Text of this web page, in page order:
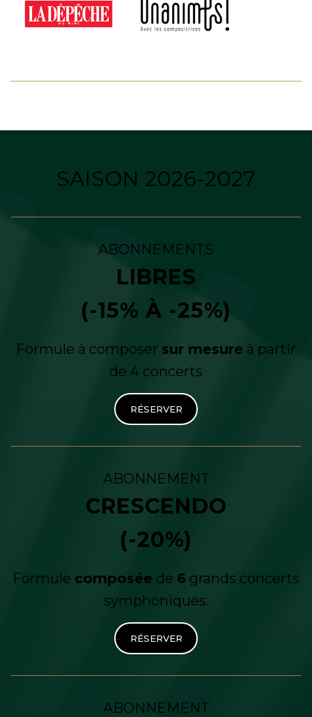
SAISON 2026-2027
ABONNEMENTS
LIBRES
(-15% À -25%)
Formule à composer sur mesure à partir
de 4 concerts
RÉSERVER
ABONNEMENT
CRESCENDO
(-20%)
Formule composée de 6 grands concerts
symphoniques.
RÉSERVER
ABONNEMENT